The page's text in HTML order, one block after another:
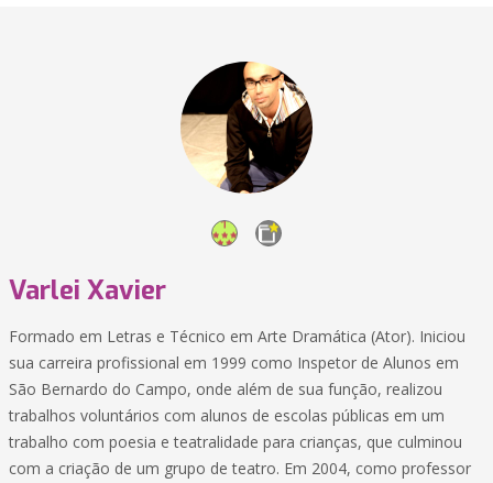
Varlei Xavier
Formado em Letras e Técnico em Arte Dramática (Ator). Iniciou
sua carreira profissional em 1999 como Inspetor de Alunos em
São Bernardo do Campo, onde além de sua função, realizou
trabalhos voluntários com alunos de escolas públicas em um
trabalho com poesia e teatralidade para crianças, que culminou
com a criação de um grupo de teatro. Em 2004, como professor